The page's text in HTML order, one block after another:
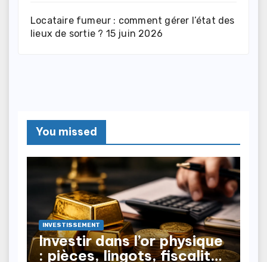
Locataire fumeur : comment gérer l’état des
lieux de sortie ? 15 juin 2026
You missed
INVESTISSEMENT
Investir dans l’or physique
: pièces, lingots, fiscalité